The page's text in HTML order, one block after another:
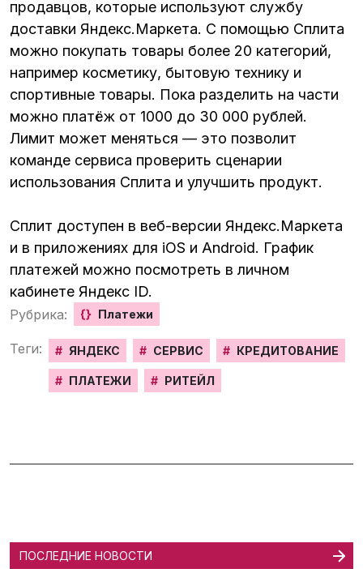
продавцов, которые используют службу
доставки Яндекс.Маркета. С помощью Сплита
можно покупать товары более 20 категорий,
например косметику, бытовую технику и
спортивные товары. Пока разделить на части
можно платёж от 1000 до 30 000 рублей.
Лимит может меняться — это позволит
команде сервиса проверить сценарии
использования Сплита и улучшить продукт.
Сплит доступен в веб-версии Яндекс.Маркета
и в приложениях для iOS и Android. График
платежей можно посмотреть в личном
кабинете Яндекс ID.
Рубрика: {} Платежи
Теги: # ЯНДЕКС # СЕРВИС # КРЕДИТОВАНИЕ
# ПЛАТЕЖИ # РИТЕЙЛ
ПОСЛЕДНИЕ НОВОСТИ